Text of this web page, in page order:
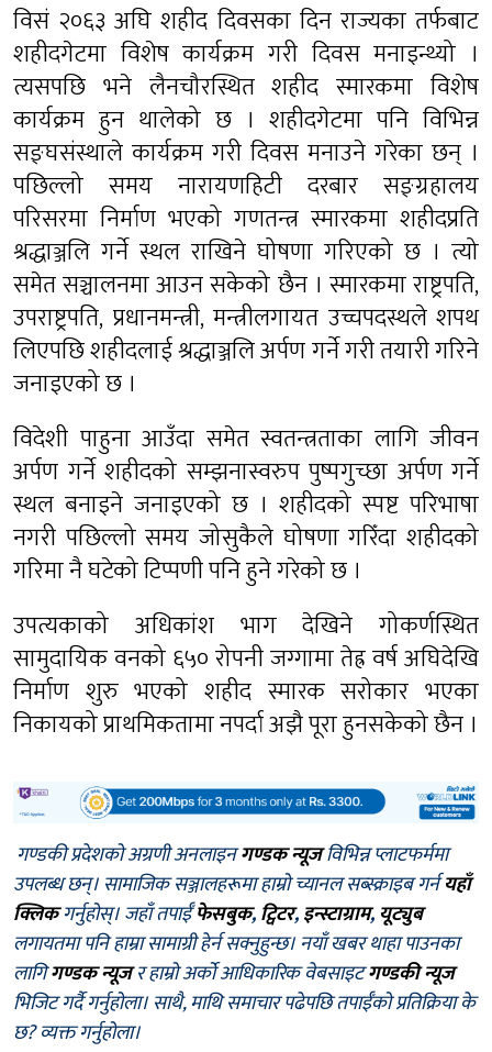
विसं २०६३ अघि शहीद दिवसका दिन राज्यका तर्फबाट
शहीदगेटमा विशेष कार्यक्रम गरी दिवस मनाइन्थ्यो ।
त्यसपछि भने लैनचौरस्थित शहीद स्मारकमा विशेष
कार्यक्रम हुन थालेको छ । शहीदगेटमा पनि विभिन्न
सङ्घसंस्थाले कार्यक्रम गरी दिवस मनाउने गरेका छन् ।
पछिल्लो समय नारायणहिटी दरबार सङ्ग्रहालय
परिसरमा निर्माण भएको गणतन्त्र स्मारकमा शहीदप्रति
श्रद्धाञ्जलि गर्ने स्थल राखिने घोषणा गरिएको छ । त्यो
समेत सञ्चालनमा आउन सकेको छैन । स्मारकमा राष्ट्रपति,
उपराष्ट्रपति, प्रधानमन्त्री, मन्त्रीलगायत उच्चपदस्थले शपथ
लिएपछि शहीदलाई श्रद्धाञ्जलि अर्पण गर्ने गरी तयारी गरिने
जनाइएको छ ।
विदेशी पाहुना आउँदा समेत स्वतन्त्रताका लागि जीवन
अर्पण गर्ने शहीदको सम्झनास्वरुप पुष्पगुच्छा अर्पण गर्ने
स्थल बनाइने जनाइएको छ । शहीदको स्पष्ट परिभाषा
नगरी पछिल्लो समय जोसुकैले घोषणा गरिँदा शहीदको
गरिमा नै घटेको टिप्पणी पनि हुने गरेको छ ।
उपत्यकाको अधिकांश भाग देखिने गोकर्णस्थित
सामुदायिक वनको ६५० रोपनी जग्गामा तेह्र वर्ष अघिदेखि
निर्माण शुरु भएको शहीद स्मारक सरोकार भएका
निकायको प्राथमिकतामा नपर्दा अझै पूरा हुनसकेको छैन ।
गण्डकी प्रदेशको अग्रणी अनलाइनगण्डक न्यूजविभिन्न प्लाटफर्ममा
उपलब्ध छन्। सामाजिक सञ्जालहरूमा हाम्रो च्यानल सब्स्क्राइब गर्नयहाँ
क्लिकगर्नुहोस्। जहाँ तपाईँफेसबुक,ट्विटर,इन्स्टाग्राम, यूट्युब
लगायतमा पनि हाम्रा सामाग्री हेर्न सक्नुहुन्छ। नयाँ खबर थाहा पाउनका
लागिगण्डक न्यूजर हाम्रो अर्को आधिकारिक वेबसाइटगण्डकी न्यूज
भिजिट गर्दै गर्नुहोला। साथै, माथि समाचार पढेपछि तपाईँको प्रतिक्रिया के
छ? व्यक्त गर्नुहोला।